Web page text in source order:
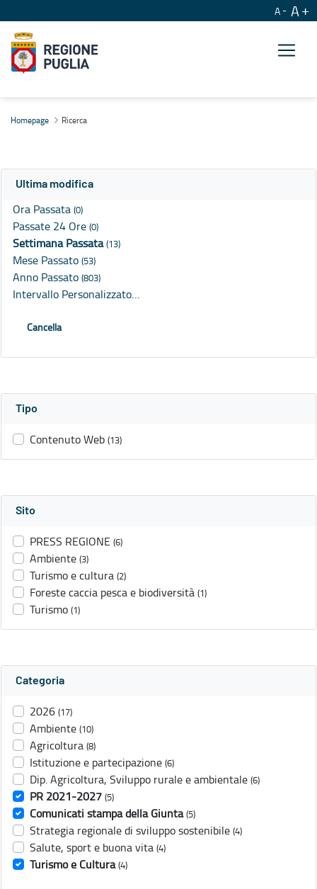
A A
Homepage Ricerca
Ultima modifica
Ora Passata (0)
Passate 24 Ore (0)
Settimana Passata(13)
Mese Passato (53)
Anno Passato (803)
Intervallo Personalizzato…
Cancella
Tipo
Contenuto Web (13)
Sito
PRESS REGIONE (6)
Ambiente (3)
Turismo e cultura (2)
Foreste caccia pesca e biodiversità (1)
Turismo (1)
Categoria
2026 (17)
Ambiente (10)
Agricoltura (8)
Istituzione e partecipazione (6)
Dip. Agricoltura, Sviluppo rurale e ambientale (6)
PR 2021-2027 (5)
Comunicati stampa della Giunta (5)
Strategia regionale di sviluppo sostenibile (4)
Salute, sport e buona vita (4)
Turismo e Cultura (4)